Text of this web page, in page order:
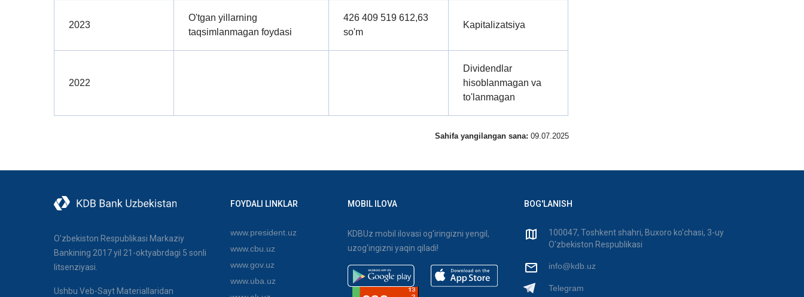
2023
O'tgan yillarning
taqsimlanmagan foydasi
426 409 519 612,63
so'm
Kapitalizatsiya
2022
Dividendlar
hisoblanmagan va
to'lanmagan
Sahifa yangilangan sana: 09.07.2025
O'zbekiston Respublikasi Markaziy
Bankining 2017 yil 21-oktyabrdagi 5 sonli
litsenziyasi.
Ushbu Veb-Sayt Materiallaridan
FOYDALI LINKLAR
www.president.uz
www.cbu.uz
www.gov.uz
www.uba.uz
MOBIL ILOVA
KDBUz mobil ilovasi og'iringizni yengil,
uzog'ingizni yaqin qiladi!
BOG'LANISH
100047, Toshkent shahri, Buxoro ko'chasi, 3-uy
O'zbekiston Respublikasi
info@kdb.uz
Telegram